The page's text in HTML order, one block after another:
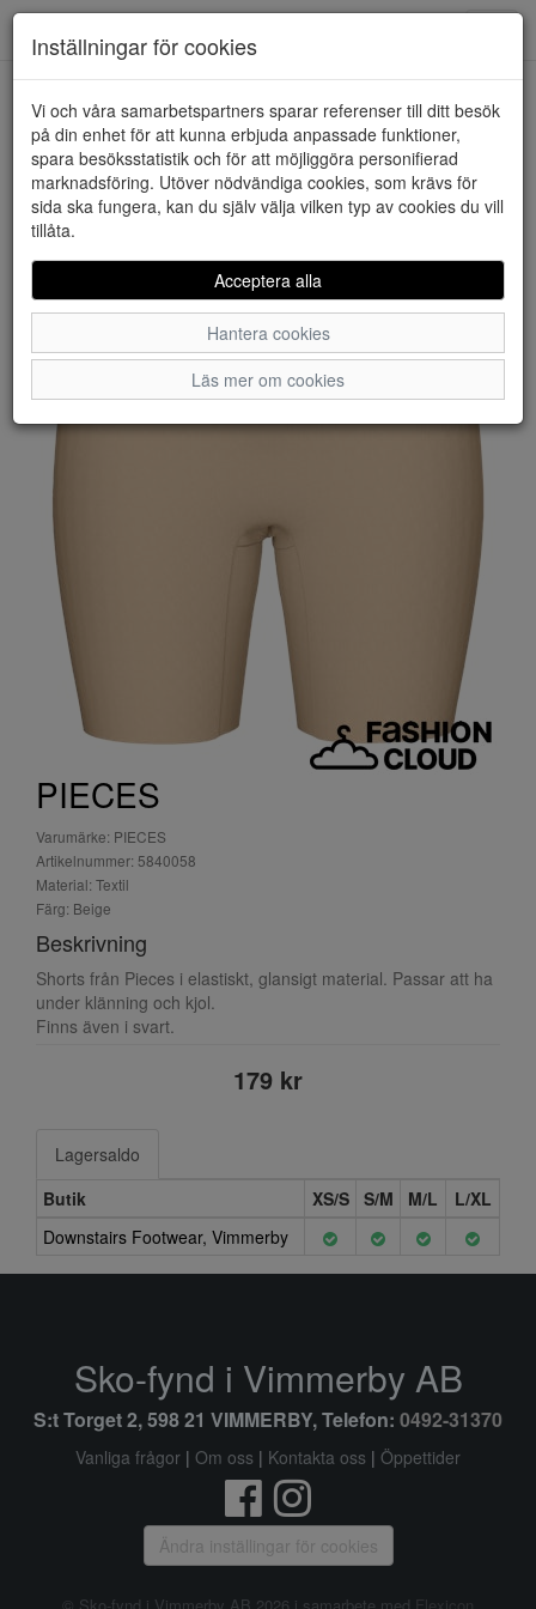
HEM PIECES
PIECES
Varumärke: PIECES
Artikelnummer: 5840058
Material: Textil
Färg: Beige
Beskrivning
Shorts från Pieces i elastiskt, glansigt material. Passar att ha
under klänning och kjol.
Finns även i svart.
179 kr
Lagersaldo
Butik
XS/S S/M M/L
L/XL
Downstairs Footwear, Vimmerby
Inställningar för cookies
Vi och våra samarbetspartners sparar referenser till ditt besök
på din enhet för att kunna erbjuda anpassade funktioner,
spara besöksstatistik och för att möjliggöra personifierad
marknadsföring. Utöver nödvändiga cookies, som krävs för
sida ska fungera, kan du själv välja vilken typ av cookies du vill
tillåta.
Acceptera alla
Hantera cookies
Läs mer om cookies
Sko-fynd i Vimmerby AB
S:t Torget 2, 598 21 VIMMERBY, Telefon: 0492-31370
Vanliga frågor | Om oss | Kontakta oss | Öppettider
Ändra inställingar för cookies